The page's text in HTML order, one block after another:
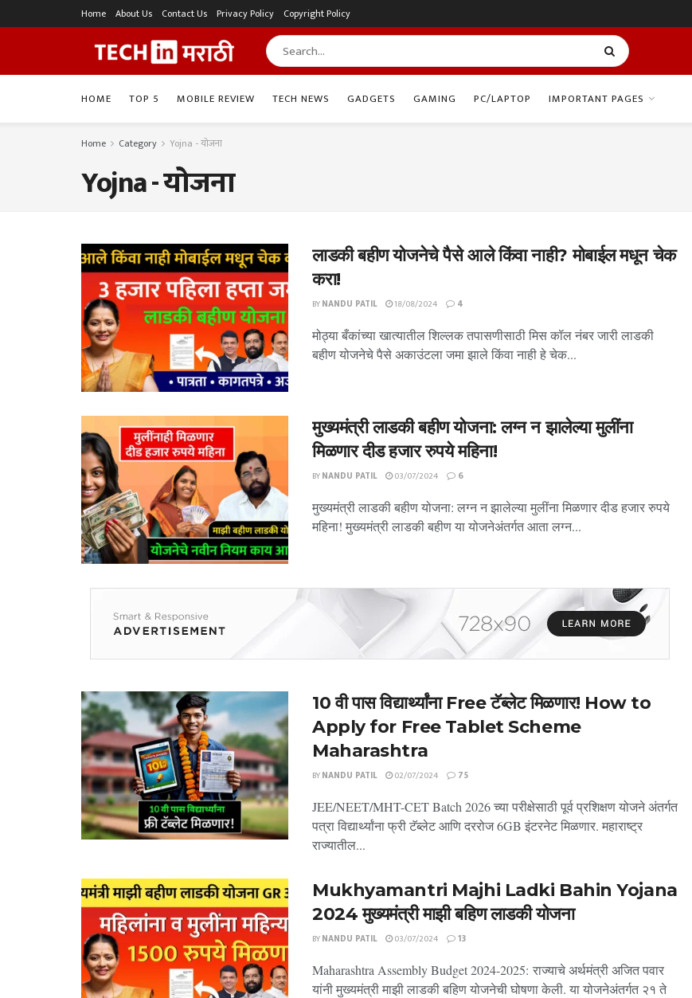
Home About Us Contact Us Privacy Policy Copyright Policy
HOME TOP 5 MOBILE REVIEW TECH NEWS GADGETS GAMING PC/LAPTOP IMPORTANT PAGES
Home Category Yojna - योजना
Yojna - योजना
लाडकी बहीण योजनेचे पैसे आले किंवा नाही? मोबाईल मधून चेक
करा!
BYNANDU PATIL 18/08/2024 4
मोठ्या बँकांच्या खात्यातील शिल्लक तपासणीसाठी मिस कॉल नंबर जारी लाडकी
बहीण योजनेचे पैसे अकाउंटला जमा झाले किंवा नाही हे चेक...
मुख्यमंत्री लाडकी बहीण योजना: लग्न न झालेल्या मुलींना
मिळणार दीड हजार रुपये महिना!
BYNANDU PATIL 03/07/2024 6
मुख्यमंत्री लाडकी बहीण योजना: लग्न न झालेल्या मुलींना मिळणार दीड हजार रुपये
महिना! मुख्यमंत्री लाडकी बहीण या योजनेअंतर्गत आता लग्न...
10 वी पास विद्यार्थ्यांना Free टॅब्लेट मिळणार! How to
Apply for Free Tablet Scheme
Maharashtra
BYNANDU PATIL 02/07/2024 75
JEE/NEET/MHT-CET Batch 2026 च्या परीक्षेसाठी पूर्व प्रशिक्षण योजने अंतर्गत
पत्रा विद्यार्थ्यांना फ्री टॅब्लेट आणि दररोज 6GB इंटरनेट मिळणार. महाराष्ट्र
राज्यातील...
Mukhyamantri Majhi Ladki Bahin Yojana
2024 मुख्यमंत्री माझी बहिण लाडकी योजना
BYNANDU PATIL 03/07/2024 13
Maharashtra Assembly Budget 2024-2025: राज्याचे अर्थमंत्री अजित पवार
यांनी मुख्यमंत्री माझी लाडकी बहिण योजनेची घोषणा केली. या योजनेअंतर्गत २१ ते